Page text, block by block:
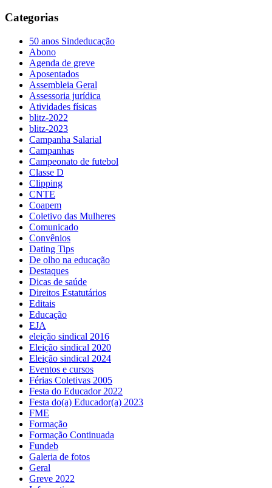
Categorias
50 anos Sindeducação
Abono
Agenda de greve
Aposentados
Assembleia Geral
Assessoria jurídica
Atividades físicas
blitz-2022
blitz-2023
Campanha Salarial
Campanhas
Campeonato de futebol
Classe D
Clipping
CNTE
Coapem
Coletivo das Mulheres
Comunicado
Convênios
Dating Tips
De olho na educação
Destaques
Dicas de saúde
Direitos Estatutários
Editais
Educação
EJA
eleição sindical 2016
Eleição sindical 2020
Eleição sindical 2024
Eventos e cursos
Férias Coletivas 2005
Festa do Educador 2022
Festa do(a) Educador(a) 2023
FME
Formação
Formação Continuada
Fundeb
Galeria de fotos
Geral
Greve 2022